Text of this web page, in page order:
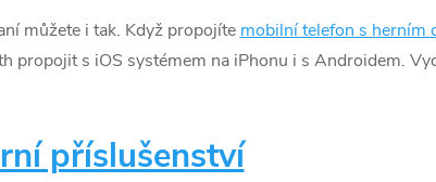
můžete i tak. Když propojíte mobilní telefon s herním
propojit s iOS systémem na iPhonu i s Androidem.
příslušenství